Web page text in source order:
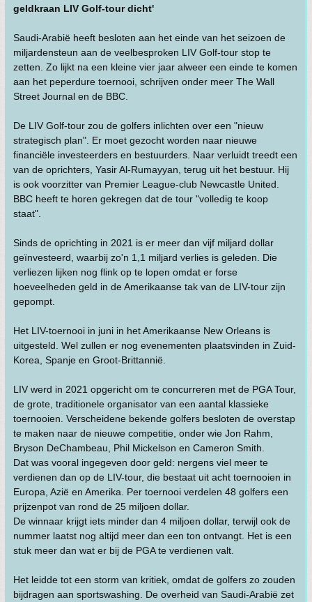
geldkraan LIV Golf-tour dicht'
Saudi-Arabië heeft besloten aan het einde van het seizoen de
miljardensteun aan de veelbesproken LIV Golf-tour stop te
zetten. Zo lijkt na een kleine vier jaar alweer een einde te komen
aan het peperdure toernooi, schrijven onder meer The Wall
Street Journal en de BBC.
De LIV Golf-tour zou de golfers inlichten over een "nieuw
strategisch plan". Er moet gezocht worden naar nieuwe
financiële investeerders en bestuurders. Naar verluidt treedt een
van de oprichters, Yasir Al-Rumayyan, terug uit het bestuur. Hij
is ook voorzitter van Premier League-club Newcastle United.
BBC heeft te horen gekregen dat de tour "volledig te koop
staat".
Sinds de oprichting in 2021 is er meer dan vijf miljard dollar
geïnvesteerd, waarbij zo'n 1,1 miljard verlies is geleden. Die
verliezen lijken nog flink op te lopen omdat er forse
hoeveelheden geld in de Amerikaanse tak van de LIV-tour zijn
gepompt.
Het LIV-toernooi in juni in het Amerikaanse New Orleans is
uitgesteld. Wel zullen er nog evenementen plaatsvinden in Zuid-
Korea, Spanje en Groot-Brittannië.
LIV werd in 2021 opgericht om te concurreren met de PGA Tour,
de grote, traditionele organisator van een aantal klassieke
toernooien. Verscheidene bekende golfers besloten de overstap
te maken naar de nieuwe competitie, onder wie Jon Rahm,
Bryson DeChambeau, Phil Mickelson en Cameron Smith.
Dat was vooral ingegeven door geld: nergens viel meer te
verdienen dan op de LIV-tour, die bestaat uit acht toernooien in
Europa, Azië en Amerika. Per toernooi verdelen 48 golfers een
prijzenpot van rond de 25 miljoen dollar.
De winnaar krijgt iets minder dan 4 miljoen dollar, terwijl ook de
nummer laatst nog altijd meer dan een ton ontvangt. Het is een
stuk meer dan wat er bij de PGA te verdienen valt.
Het leidde tot een storm van kritiek, omdat de golfers zo zouden
bijdragen aan sportswashing. De overheid van Saudi-Arabië zet